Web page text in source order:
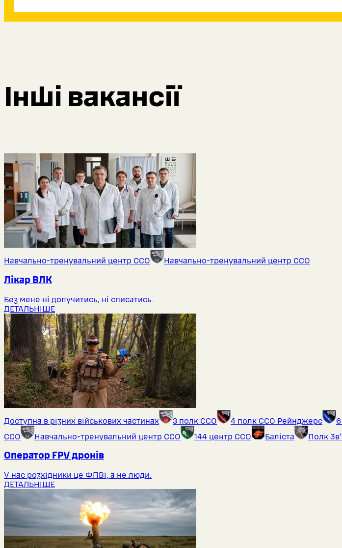
Інші вакансії
Навчально-тренувальний центр ССО Навчально-тренувальний центр ССО
Лікар ВЛК
Без мене ні долучитись, ні списатись.
ДЕТАЛЬНІШЕ
Доступна в різних військових частинах 3 полк ССО 4 полк ССО Рейнджерс
ССО
Навчально-тренувальний центр ССО 144 центр ССО Баліста Полк
Оператор FPV дронів
У нас розхідники це ФПВі, а не люди.
ДЕТАЛЬНІШЕ